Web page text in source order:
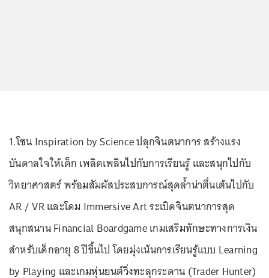
1.โซน Inspiration by Science ปลุกจินตนาการ สร้างแรง
บันดาลใจให้เด็ก เพลิดเพลินไปกับการเรียนรู้ และสนุกไปกับ
วิทยาศาสตร์ พร้อมสัมผัสประสบการณ์สุดล้ำน่าตื่นเต้นไปกับ
AR / VR และโดม Immersive Art ระเบิดจินตนาการสุด
สนุกสนาน Financial Boardgame เกมเสริมทักษะทางการเงิน
สำหรับเด็กอายุ 8 ปีขึ้นไป โดยมุ่งเน้นการเรียนรู้แบบ Learning
by Playing และเกมหุ่นยนต์วิ่งทะลุกระดาน (Trader Hunter)